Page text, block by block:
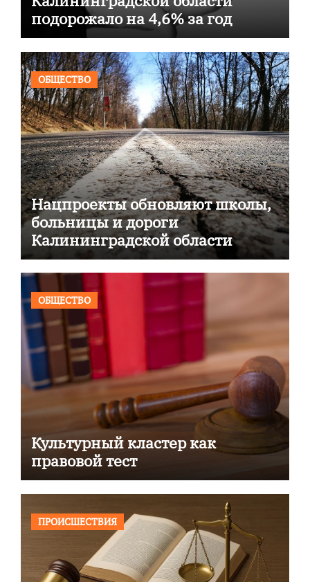
подорожало на 4,6% за год
ОБЩЕСТВО
Нацпроекты обновляют школы,
больницы и дороги
Калининградской области
ОБЩЕСТВО
Культурный кластер как
правовой тест
ПРОИСШЕСТВИЯ